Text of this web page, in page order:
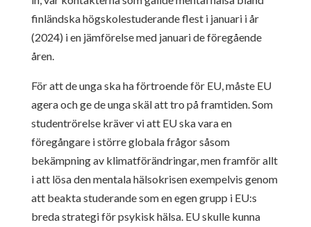
finländska högskolestuderande flest i januari i år
(2024) i en jämförelse med januari de föregående
åren.
För att de unga ska ha förtroende för EU, måste EU
agera och ge de unga skäl att tro på framtiden. Som
studentrörelse kräver vi att EU ska vara en
föregångare i större globala frågor såsom
bekämpning av klimatförändringar, men framför allt
i att lösa den mentala hälsokrisen exempelvis genom
att beakta studerande som en egen grupp i EU:s
breda strategi för psykisk hälsa. EU skulle kunna